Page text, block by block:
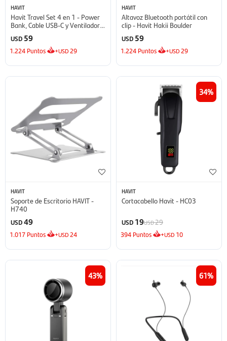
HAVIT
Havit Travel Set 4 en 1 - Power
Bank, Cable USB-C y Ventilador
USD 59
1.224 Puntos +USD 29
HAVIT
Altavoz Bluetooth portátil con
clip - Havit Hakii Boulder
USD 59
1.224 Puntos +USD 29
HAVIT
Soporte de Escritorio HAVIT -
H740
USD49
1.017 Puntos +USD 24
34
HAVIT
Cortacabello Havit - HC03
USD 19USD29
394 Puntos +USD 10
43 61